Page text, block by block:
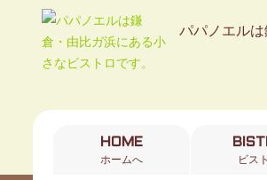
パパノエル
HOME
ホームへ ビス